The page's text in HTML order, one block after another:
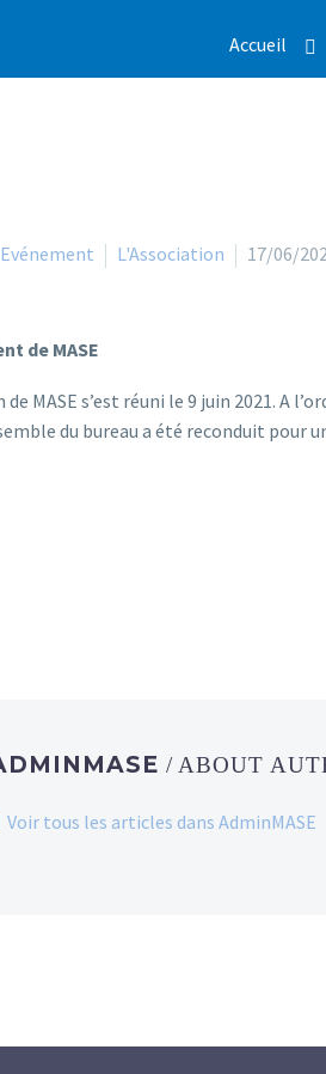
Accueil
Evénement L'Association 17/06/
de MASE
MASE s’est réuni le 9 juin 2021. A
du bureau a été reconduit pour
/ ABOUT
Voir tous les articles dans AdminMASE